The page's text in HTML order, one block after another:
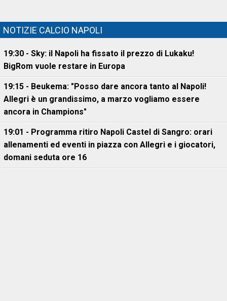
NOTIZIE CALCIO NAPOLI
19:30 - Sky: il Napoli ha fissato il prezzo di Lukaku!
BigRom vuole restare in Europa
19:15 - Beukema: "Posso dare ancora tanto al Napoli!
Allegri è un grandissimo, a marzo vogliamo essere
ancora in Champions"
19:01 - Programma ritiro Napoli Castel di Sangro: orari
allenamenti ed eventi in piazza con Allegri e i giocatori,
domani seduta ore 16